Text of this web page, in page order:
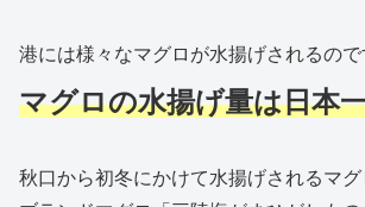
港には様々なマグロが水揚げされるので
マグロの水揚げ量は日本
秋口から初冬にかけて水揚げされるマ